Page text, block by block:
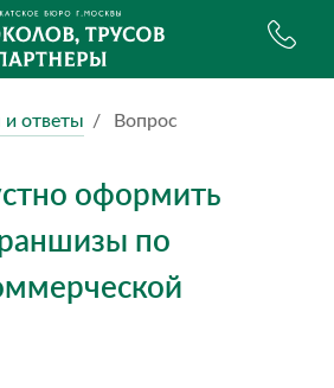
и ответы Вопрос
оформить
по